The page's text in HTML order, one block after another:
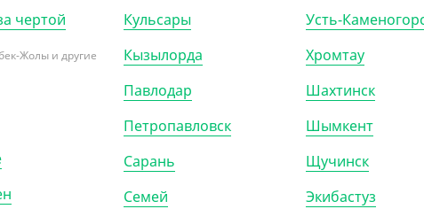
чертой
Жолы и другие
Кульсары
Кызылорда
Павлодар
Петропавловск
Сарань
Семей
Усть-
Хромтау
Шахтинск
Шымкент
Щучинск
Экибастуз